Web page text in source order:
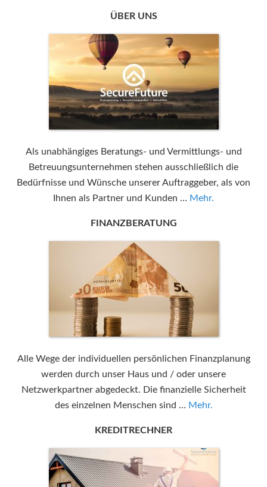
ÜBER UNS
Als unabhängiges Beratungs- und Vermittlungs- und
Betreuungsunternehmen stehen ausschließlich die
Bedürfnisse und Wünsche unserer Auftraggeber, als von
Ihnen als Partner und Kunden … Mehr.
FINANZBERATUNG
Alle Wege der individuellen persönlichen Finanzplanung
werden durch unser Haus und / oder unsere
Netzwerkpartner abgedeckt. Die finanzielle Sicherheit
des einzelnen Menschen sind … Mehr.
KREDITRECHNER